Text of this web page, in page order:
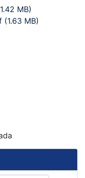
MB)
(1.63 MB)